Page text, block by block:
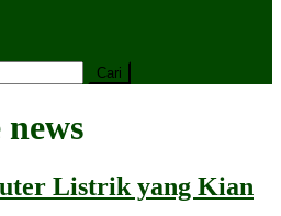
Listrik yang Kian